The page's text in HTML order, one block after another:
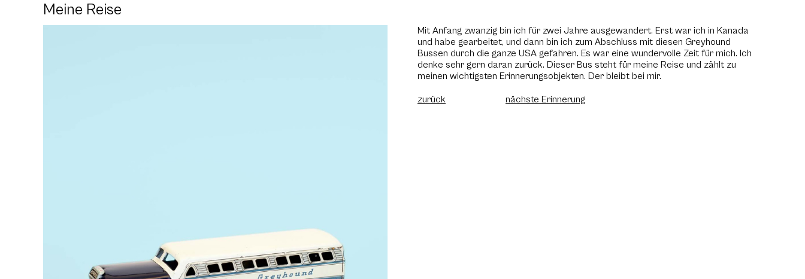
Meine Reise
Mit Anfang zwanzig bin ich für zwei Jahre ausgewandert. Erst war ich in Kanada
und habe gearbeitet, und dann bin ich zum Abschluss mit diesen Greyhound
Bussen durch die ganze USA gefahren. Es war eine wundervolle Zeit für mich. Ich
denke sehr gern daran zurück. Dieser Bus steht für meine Reise und zählt zu
meinen wichtigsten Erinnerungsobjekten. Der bleibt bei mir.
zurück nächste Erinnerung